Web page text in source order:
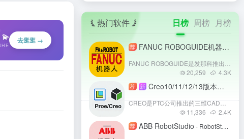
去逛逛 →
热门软件 日榜 周榜 月榜
荐 FANUC ROBOGUIDE机器人离线编程
20,259
4.3K
荐 新 Creo10/11/12/13版本安装教程：支持协同仿真的3D CAD工具详解
11,336
2.4K
荐 ABB RobotStudio - RobotStudio2025